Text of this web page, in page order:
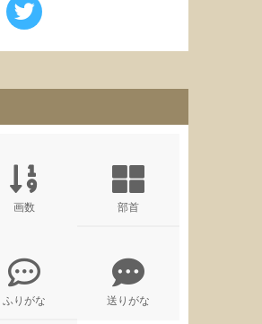
画数 部首
ふりがな 送りがな